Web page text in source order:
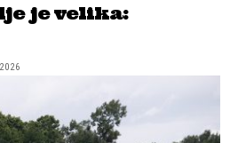
je velika: